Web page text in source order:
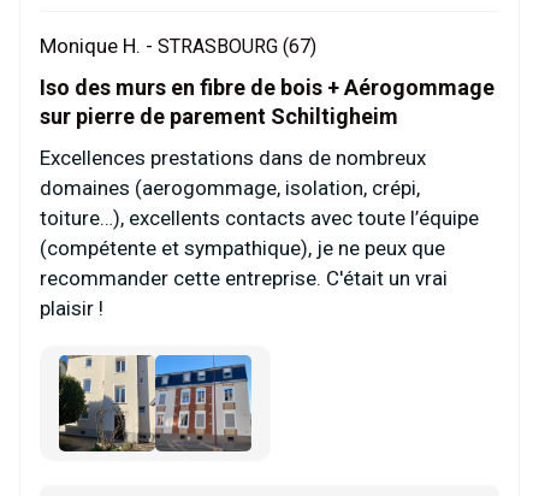
Monique H. - STRASBOURG (67)
Iso des murs en fibre de bois + Aérogommage
sur pierre de parement Schiltigheim
Excellences prestations dans de nombreux
domaines (aerogommage, isolation, crépi,
toiture…), excellents contacts avec toute l’équipe
(compétente et sympathique), je ne peux que
recommander cette entreprise. C'était un vrai
plaisir !